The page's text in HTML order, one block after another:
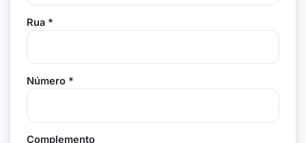
Rua *
Número *
Complemento